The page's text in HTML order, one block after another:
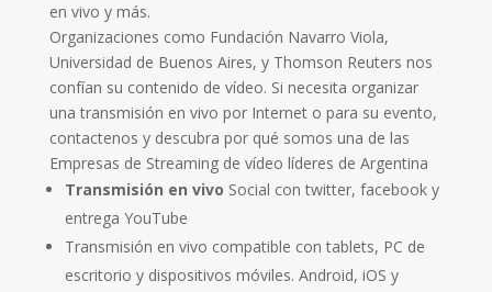
en vivo y más.
Organizaciones como Fundación Navarro Viola,
Universidad de Buenos Aires, y Thomson Reuters nos
confían su contenido de vídeo. Si necesita organizar
una transmisión en vivo por Internet o para su evento,
contactenos y descubra por qué somos una de las
Empresas de Streaming de vídeo líderes de Argentina
Transmisión en vivo Social con twitter, facebook y
entrega YouTube
Transmisión en vivo compatible con tablets, PC de
escritorio y dispositivos móviles. Android, iOS y